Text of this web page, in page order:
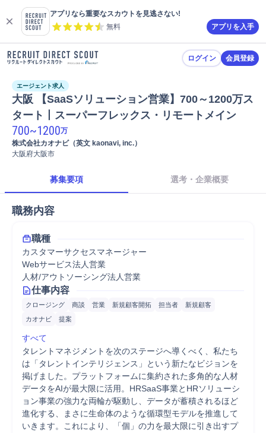
アプリなら重要なスカウトを見逃さない!
無料
アプリを入手
ログイン 会員登録
エージェント求人
大阪 【SaaSソリューション営業】700～1200万ス
タート丨スーパーフレックス・リモートメイン
700~1200万
株式会社カオナビ（英文 kaonavi, inc.）
大阪府大阪市
募集要項 選考・企業概要
職務内容
職種
カスタマーサクセスマネージャー
Webサービス法人営業
人材/アウトソーシング法人営業
仕事内容
クロージング 商談 営業 新規顧客開拓 担当者
新規顧客
カオナビ
提案
すべて
タレントマネジメントを次のステージへ導くべく、私たち
は「タレントインテリジェンス」という新たなビジョンを
掲げました。プラットフォームに集約された多角的な人材
データをAIが最大限に活用。HRSaaS事業とHRソリューシ
ョン事業の強力な両輪が駆動し、データが蓄積されるほど
進化する、まさに生命体のような循環型モデルを推進して
いきます。これにより、「個」の力を最大限に引き出すプ